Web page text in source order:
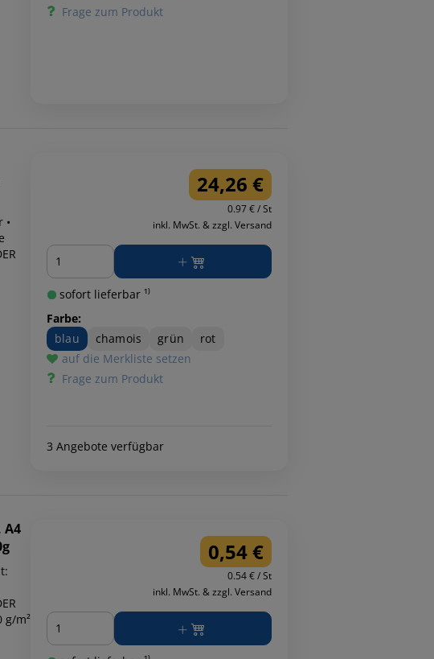
Frage zum Produkt
•
24,26 €
0.97 € / St
inkl. MwSt. & zzgl. Versand
Menge
sofort lieferbar ¹⁾
Farbe:
blau
chamois grün
rot
auf die Merkliste setzen
Frage zum Produkt
3 Angebote verfügbar
A4
g/m²
0,54 €
0.54 € / St
inkl. MwSt. & zzgl. Versand
Menge